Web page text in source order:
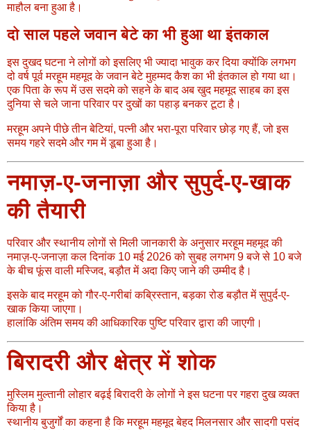
माहौल बना हुआ है।
दो साल पहले जवान बेटे का भी हुआ था इंतकाल
इस दुखद घटना ने लोगों को इसलिए भी ज्यादा भावुक कर दिया क्योंकि लगभग
दो वर्ष पूर्व मरहूम महमूद के जवान बेटे मुहम्मद कैश का भी इंतकाल हो गया था।
एक पिता के रूप में उस सदमे को सहने के बाद अब खुद महमूद साहब का इस
दुनिया से चले जाना परिवार पर दुखों का पहाड़ बनकर टूटा है।
मरहूम अपने पीछे तीन बेटियां, पत्नी और भरा-पूरा परिवार छोड़ गए हैं, जो इस
समय गहरे सदमे और गम में डूबा हुआ है।
नमाज़-ए-जनाज़ा और सुपुर्द-ए-खाक
की तैयारी
परिवार और स्थानीय लोगों से मिली जानकारी के अनुसार मरहूम महमूद की
नमाज़-ए-जनाज़ा कल दिनांक 10 मई 2026 को सुबह लगभग 9 बजे से 10 बजे
के बीच फूंस वाली मस्जिद, बड़ौत में अदा किए जाने की उम्मीद है।
इसके बाद मरहूम को गौर-ए-गरीबां कब्रिस्तान, बड़का रोड बड़ौत में सुपुर्द-ए-
खाक किया जाएगा।
हालांकि अंतिम समय की आधिकारिक पुष्टि परिवार द्वारा की जाएगी।
बिरादरी और क्षेत्र में शोक
मुस्लिम मुल्तानी लोहार बढ़ई बिरादरी के लोगों ने इस घटना पर गहरा दुख व्यक्त
किया है।
स्थानीय बुजुर्गों का कहना है कि मरहूम महमूद बेहद मिलनसार और सादगी पसंद